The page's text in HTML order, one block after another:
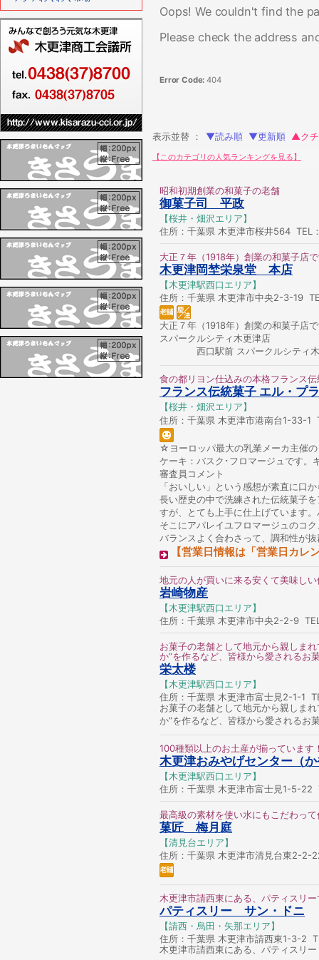
Oops! We couldn't find the
Please check the address
Error Code: 404
表示並替 ： ▼読み順 ▼更新順 ▲ク
【このカテゴリの人気ランキングを見る】
昭和初期創業の和菓子の老舗
御菓子司 平政
【桜井・畑沢エリア】
住所：千葉県 木更津市桜井564
大正７年（1918年）創業の和菓子店
木更津岡埜栄泉堂 本店
【木更津駅西口エリア】
住所：千葉県 木更津市中央2-3-19
大正７年（1918年）創業の和菓子店
スパークルシティ木更津店
西口駅前 スパークルシティ木
食の都リヨン仕込みの本格フランス
フランス伝統菓子 エル・プ
【桜井・畑沢エリア】
住所：千葉県 木更津市港南台1-33-
☆ヨーロッパ最大の乳業メーカ主催
ケーキ：バスク･フロマージュです。
審査員コメント
「おいしい」という感想が素直に口
長い歴史の中で洗練された伝統菓子
すが、とても上手に仕上げています
そこにアパレイユフロマージュのコ
バランスよく合わさって、調和性が抜
【営業日情報は「営業日カレ
地元の人が買いに来る安くて美味し
岩崎物産
【木更津駅西口エリア】
住所：千葉県 木更津市中央2-2-9
お菓子の老舗として地元から親しま
か”を作るなど、皆様から愛されるお
栄太楼
【木更津駅西口エリア】
住所：千葉県 木更津市富士見2-1-1
お菓子の老舗として地元から親しま
か”を作るなど、皆様から愛されるお
100種類以上のお土産が揃っています
木更津おみやげセンター（
【木更津駅西口エリア】
住所：千葉県 木更津市富士見1-5-
最高級の素材を使い水にもこだわっ
菓匠 梅月庭
【清見台エリア】
住所：千葉県 木更津市清見台東2-
木更津市請西東にある、パティスリー
パティスリー サン・ドニ
【請西・烏田・矢那エリア】
住所：千葉県 木更津市請西東1-3-2
木更津市請西東にある、パティスリ